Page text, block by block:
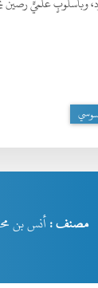
مصنف :أنس بن